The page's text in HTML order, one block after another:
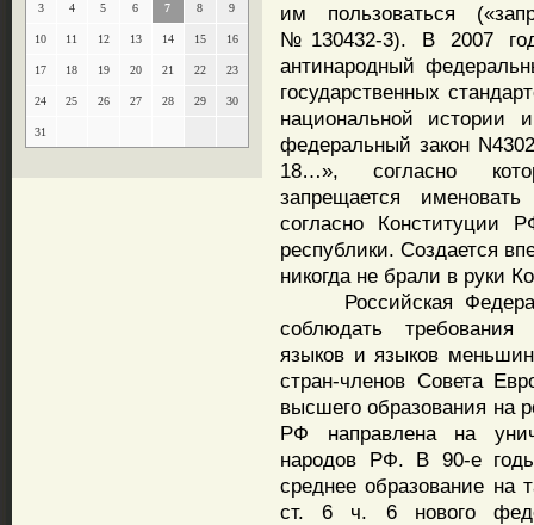
3 4 5 6 7 8 9
10 11 12 13 14 15 16
17 18 19 20 21 22 23
24 25 26 27 28 29 30
31
им пользоваться
№130432-3). В 2007
антинародный
государственных
национальной
федеральный закон
18…», согласно
запрещается
согласно Конституции
республики. Создается
никогда не брали в руки
Российская
соблюдать требования
языков и языков
стран-членов Совета
высшего образования на
РФ направлена на
народов РФ. В 90-е
среднее образование на
ст. 6 ч. 6 нового